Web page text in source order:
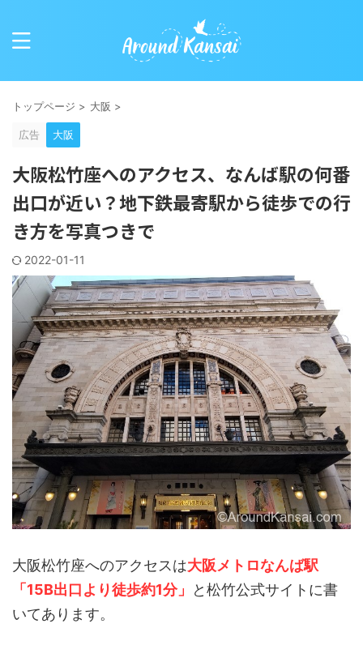
トップページ > 大阪 >
広告 大阪
大阪松竹座へのアクセス、なんば駅の何番
出口が近い？地下鉄最寄駅から徒歩での行
き方を写真つきで
2022-01-11
大阪松竹座へのアクセスは大阪メトロなんば駅
「15B出口より徒歩約1分」
と松竹公式サイトに書
いてあります。